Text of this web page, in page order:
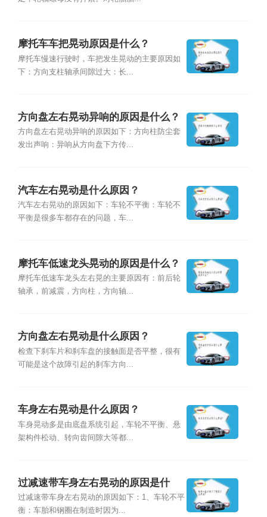
摩托车车把晃动原因是什么？
摩托车慢速行驶时，车把发生晃动的主要原因如
下：方向支柱轴承间隙过大：长...
方向盘左右晃动异响的原因是什么？
方向盘左右晃动异响的原因如下：方向柱防尘套
发出声响：异响从方向盘下方传...
汽车左右晃动是什么原因？
汽车左右晃动的原因如下：车轮不平衡：车轮不
平衡是很多车都存在的问题，车...
摩托车低速龙头晃动的原因是什么？
摩托车低速车龙头左右晃的主要原因有：前后轮
轴承，前减震，方向柱，方向轴...
方向盘左右晃动是什么原因？
检查下刹车片和刹车盘的接触面是否平整，很有
可能是这个故障引起的刹车方向...
车身左右晃动是什么原因？
车身晃动多是由底盘系统引起，车轮不平衡、悬
架构件松动、转向齿间隙大等都...
过减速带车身左右晃动的原因是什
么？
过减速带车身左右晃动的原因如下：1、车轮不平
衡：车胎和钢圈在制造时因为...